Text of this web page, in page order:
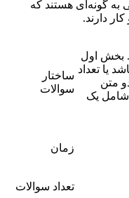
گونه‌ای هستند که
دارند.
بخش اول
یا تعداد
متن
شامل یک
ساختار
سوالات
زمان
تعداد سوالات